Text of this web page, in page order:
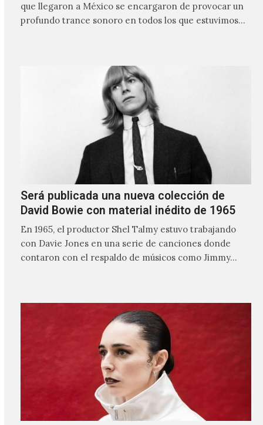
que llegaron a México se encargaron de provocar un
profundo trance sonoro en todos los que estuvimos
Será publicada una nueva colección de
David Bowie con material inédito de 1965
En 1965, el productor Shel Talmy estuvo trabajando
con Davie Jones en una serie de canciones donde
contaron con el respaldo de músicos como Jimmy…